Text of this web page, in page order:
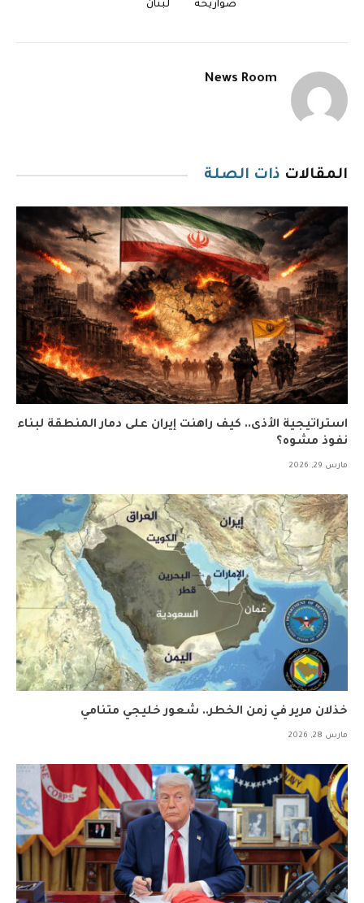
صواريخه لبنان
News Room
المقالات ذات الصلة
استراتيجية الأذى.. كيف راهنت إيران على دمار المنطقة لبناء
نفوذ مشوه؟
مارس 29, 2026
خذلان مرير في زمن الخطر.. شعور خليجي متنامي
مارس 28, 2026